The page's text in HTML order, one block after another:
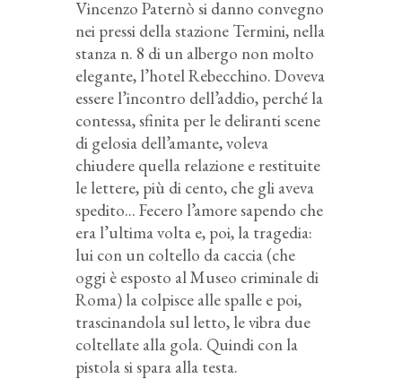
Vincenzo Paternò si danno convegno
nei pressi della stazione Termini, nella
stanza n. 8 di un albergo non molto
elegante, l’hotel Rebecchino. Doveva
essere l’incontro dell’addio, perché la
contessa, sfinita per le deliranti scene
di gelosia dell’amante, voleva
chiudere quella relazione e restituite
le lettere, più di cento, che gli aveva
spedito... Fecero l’amore sapendo che
era l’ultima volta e, poi, la tragedia:
lui con un coltello da caccia (che
oggi è esposto al Museo criminale di
Roma) la colpisce alle spalle e poi,
trascinandola sul letto, le vibra due
coltellate alla gola. Quindi con la
pistola si spara alla testa.